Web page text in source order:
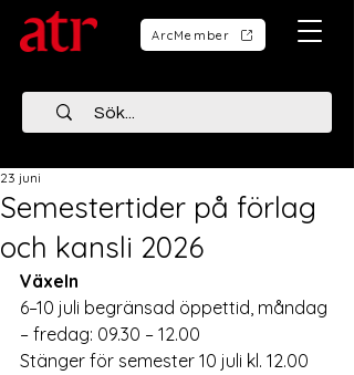
ArcMember
Semestertider på förlag
och kansli 2026
23 juni
Växeln
6–10 juli begränsad öppettid, måndag
– fredag: 09.30 – 12.00
Stänger för semester 10 juli kl. 12.00